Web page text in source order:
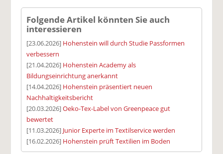
Folgende Artikel könnten Sie auch
interessieren
[23.06.2026] Hohenstein will durch Studie Passformen
verbessern
[21.04.2026] Hohenstein Academy als
Bildungseinrichtung anerkannt
[14.04.2026] Hohenstein präsentiert neuen
Nachhaltigkeitsbericht
[20.03.2026]Oeko-Tex-Label von Greenpeace gut
bewertet
[11.03.2026] Junior Experte im Textilservice werden
[16.02.2026] Hohenstein prüft Textilien im Boden